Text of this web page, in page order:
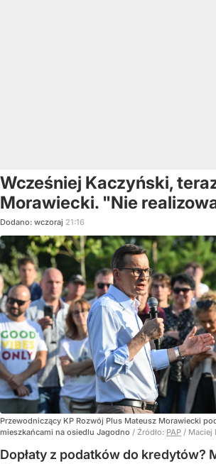
Wcześniej Kaczyński,
Morawiecki. "Nie
Dodano: wczoraj 21:16
Przewodniczący KP Rozwój Plus Mateusz Morawiecki
mieszkańcami na osiedlu Jagodno / Źródło: PAP / Maciej
Dopłaty z podatków do kredytów?